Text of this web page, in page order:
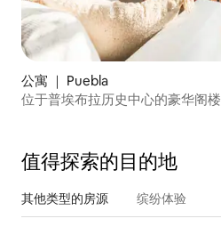
公寓 ｜ Puebla
位于普埃布拉历史中心的豪华阁楼
值得探索的目的地
其他类型的房源 缤纷体验